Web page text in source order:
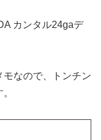
カンタル24gaデ
モなので、トンチン